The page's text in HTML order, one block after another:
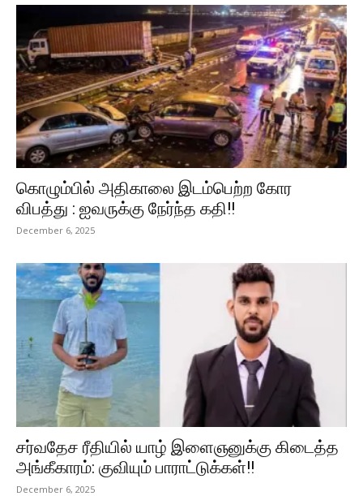
கொழும்பில் அதிகாலை இடம்பெற்ற கோர
விபத்து : ஐவருக்கு நேர்ந்த கதி!!
December 6, 2025
சர்வதேச ரீதியில் யாழ் இளைஞனுக்கு கிடைத்த
அங்கீகாரம்: குவியும் பாராட்டுக்கள்!!
December 6, 2025